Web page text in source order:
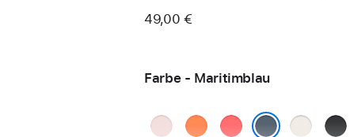
49,00 €
Farbe - Maritimblau
HellrosaClementine
Guavepink Polarstern